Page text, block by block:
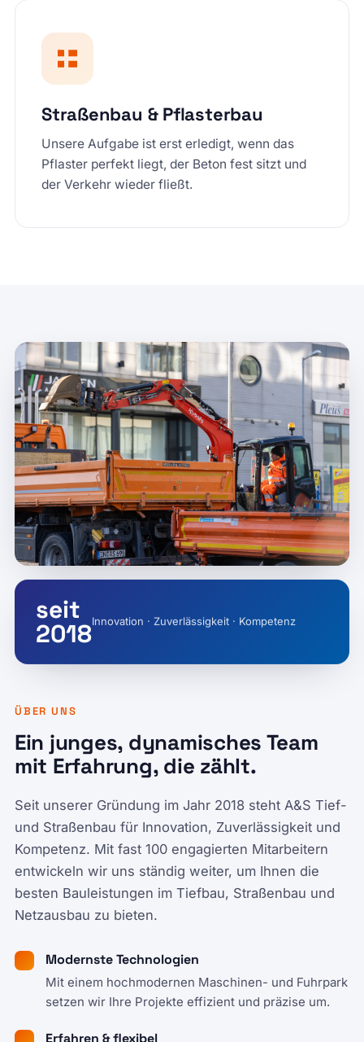
Straßenbau & Pflasterbau
Unsere Aufgabe ist erst erledigt, wenn das
Pflaster perfekt liegt, der Beton fest sitzt und
der Verkehr wieder fließt.
seit
2018Innovation · Zuverlässigkeit · Kompetenz
ÜBER UNS
Ein junges, dynamisches Team
mit Erfahrung, die zählt.
Seit unserer Gründung im Jahr 2018 steht A&S Tief-
und Straßenbau für Innovation, Zuverlässigkeit und
Kompetenz. Mit fast 100 engagierten Mitarbeitern
entwickeln wir uns ständig weiter, um Ihnen die
besten Bauleistungen im Tiefbau, Straßenbau und
Netzausbau zu bieten.
Modernste Technologien
Mit einem hochmodernen Maschinen- und Fuhrpark
setzen wir Ihre Projekte effizient und präzise um.
Erfahren & flexibel